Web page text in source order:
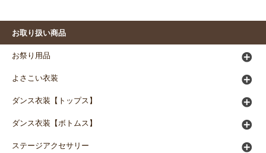
お取り扱い商品
お祭り用品
よさこい衣装
ダンス衣装【トップス】
ダンス衣装【ボトムス】
ステージアクセサリー